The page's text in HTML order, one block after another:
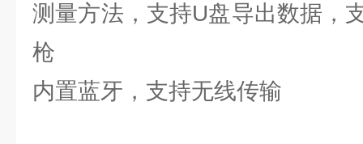
测量方法，支持U盘导出数据，
枪
内置蓝牙，支持无线传输